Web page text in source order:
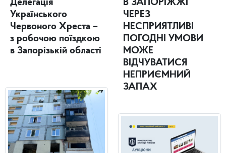
Делегація
Українського
Червоного Хреста –
з робочою поїздкою
в Запорізькій області
В ЗАПОРІЖЖІ
ЧЕРЕЗ
НЕСПРИЯТЛИВІ
ПОГОДНІ УМОВИ
МОЖЕ
ВІДЧУВАТИСЯ
НЕПРИЄМНИЙ
ЗАПАХ